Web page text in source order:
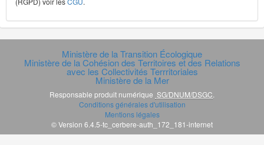
Ministère de la Transition Écologique
Ministère de la Cohésion des Territoires et des Relations
avec les Collectivités Terrritoriales
Ministère de la Mer
Responsable produit numérique SG/DNUM/DSGC
Conditions générales d'utilisation
Mentions légales
© Version 6.4.5-tc_cerbere-auth_172_181-internet